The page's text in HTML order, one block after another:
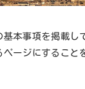
基本事項を掲載し
ージにすること